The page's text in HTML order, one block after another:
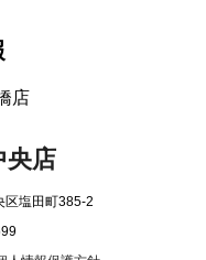
店
央店
区塩田町385-2